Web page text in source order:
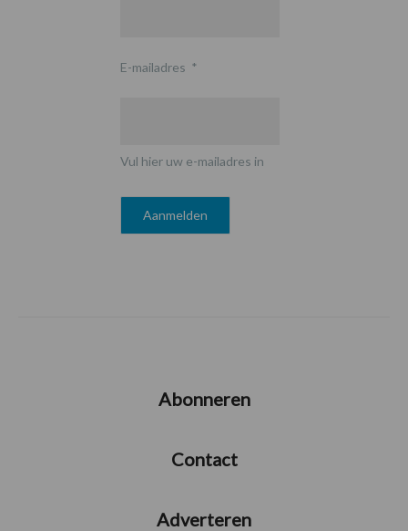
E-mailadres *
Vul hier uw e-mailadres in
Abonneren
Contact
Adverteren